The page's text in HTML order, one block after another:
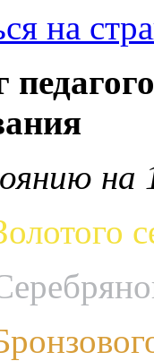
на
на